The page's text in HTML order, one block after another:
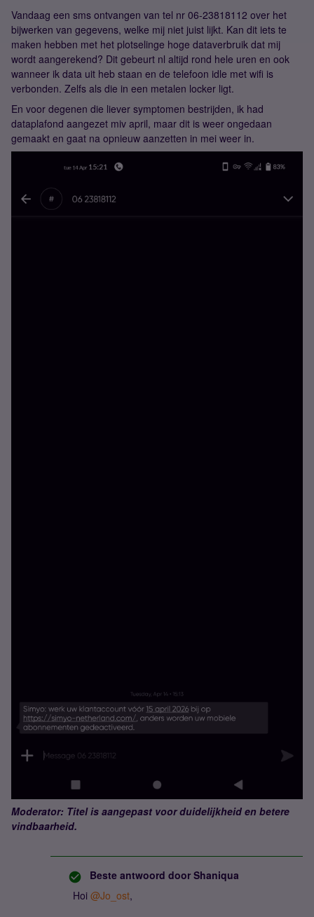
Vandaag een sms ontvangen van tel nr 06-23818112 over het
bijwerken van gegevens, welke mij niet juist lijkt. Kan dit iets te
maken hebben met het plotselinge hoge dataverbruik dat mij
wordt aangerekend? Dit gebeurt nl altijd rond hele uren en ook
wanneer ik data uit heb staan en de telefoon idle met wifi is
verbonden. Zelfs als die in een metalen locker ligt.
En voor degenen die liever symptomen bestrijden, ik had
dataplafond aangezet miv april, maar dit is weer ongedaan
gemaakt en gaat na opnieuw aanzetten in mei weer in.
Moderator: Titel is aangepast voor duidelijkheid en betere
vindbaarheid.
Beste antwoord door Shaniqua
Hoi ​ @Jo_ost,